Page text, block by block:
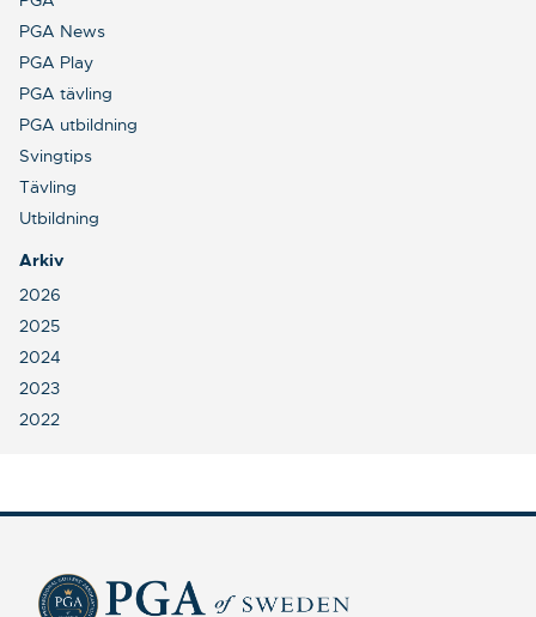
PGA News
PGA Play
PGA tävling
PGA utbildning
Svingtips
Tävling
Utbildning
Arkiv
2026
2025
2024
2023
2022